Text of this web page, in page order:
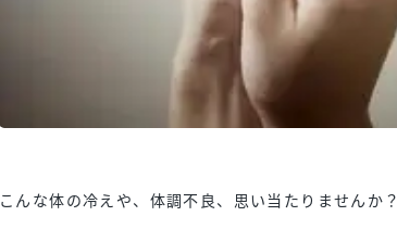
こんな体の冷えや、体調不良、思い当たりませんか？